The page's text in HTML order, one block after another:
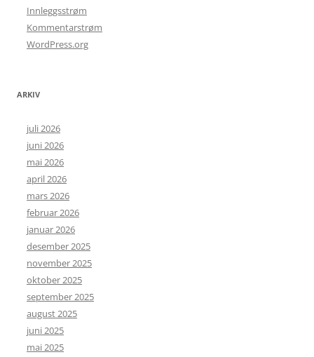
Innleggsstrøm
Kommentarstrøm
WordPress.org
ARKIV
juli 2026
juni 2026
mai 2026
april 2026
mars 2026
februar 2026
januar 2026
desember 2025
november 2025
oktober 2025
september 2025
august 2025
juni 2025
mai 2025